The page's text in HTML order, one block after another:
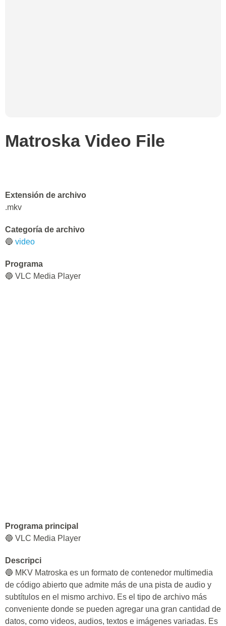
Matroska Video File
Extensión de archivo
.mkv
Categoría de archivo
🔵 video
Programa
🔵 VLC Media Player
Programa principal
🔵 VLC Media Player
Descripci
🔵 MKV Matroska es un formato de contenedor multimedia
de código abierto que admite más de una pista de audio y
subtítulos en el mismo archivo. Es el tipo de archivo más
conveniente donde se pueden agregar una gran cantidad de
datos, como videos, audios, textos e imágenes variadas. Es